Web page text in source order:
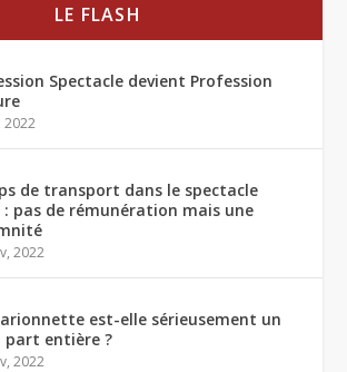
LE FLASH
Spectacle devient Profession
2022
de transport dans le spectacle
: pas de rémunération mais une
2022
est-elle sérieusement un
part entière ?
2022